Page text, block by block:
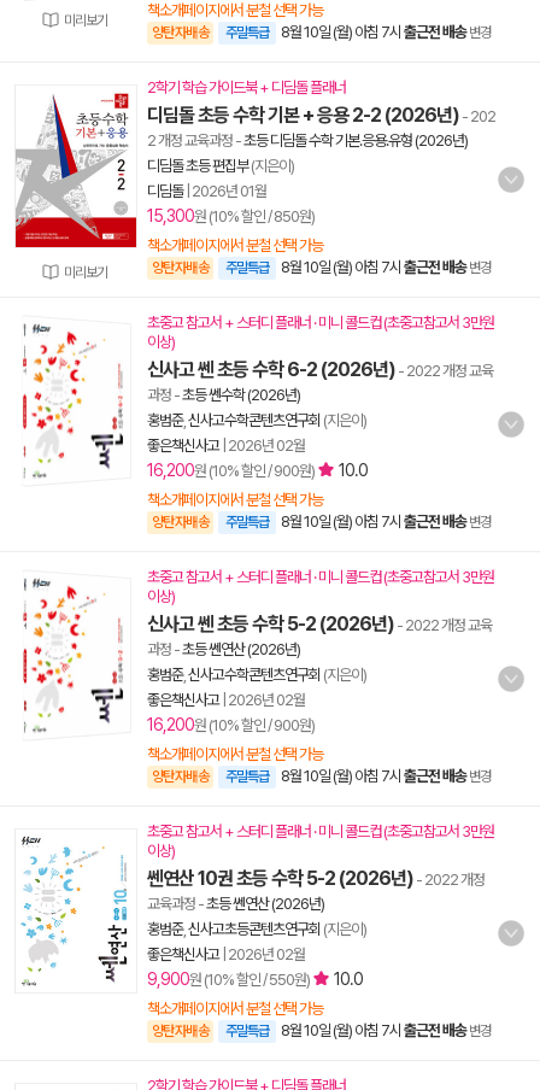
미리보기
책소개페이지에서 분철 선택 가능
양탄자배송 주말특급 8월 10일 (월) 아침 7시 출근전 배송 변경
미리보기
2학기 학습 가이드북 + 디딤돌 플래너
디딤돌 초등 수학 기본 + 응용 2-2 (2026년) - 202
2 개정 교육과정 -초등 디딤돌 수학 기본.응용.유형 (2026년)
디딤돌 초등 편집부(지은이)
디딤돌| 2026년 01월
15,300원 (10% 할인 / 850원)
책소개페이지에서 분철 선택 가능
양탄자배송 주말특급 8월 10일 (월) 아침 7시 출근전 배송 변경
초중고 참고서 + 스터디 플래너 · 미니 콜드컵 (초중고참고서 3만원
이상)
신사고 쎈 초등 수학 6-2 (2026년) - 2022 개정 교육
과정 -초등 쎈수학 (2026년)
홍범준, 신사고수학콘텐츠연구회 (지은이)
좋은책신사고| 2026년 02월
16,200원 (10% 할인 / 900원) 10.0
책소개페이지에서 분철 선택 가능
양탄자배송 주말특급 8월 10일 (월) 아침 7시 출근전 배송 변경
초중고 참고서 + 스터디 플래너 · 미니 콜드컵 (초중고참고서 3만원
이상)
신사고 쎈 초등 수학 5-2 (2026년) - 2022 개정 교육
과정 -초등 쎈연산 (2026년)
홍범준, 신사고수학콘텐츠연구회 (지은이)
좋은책신사고| 2026년 02월
16,200원 (10% 할인 / 900원)
책소개페이지에서 분철 선택 가능
양탄자배송 주말특급 8월 10일 (월) 아침 7시 출근전 배송 변경
초중고 참고서 + 스터디 플래너 · 미니 콜드컵 (초중고참고서 3만원
이상)
쎈연산 10권 초등 수학 5-2 (2026년) - 2022 개정
교육과정 -초등 쎈연산 (2026년)
홍범준, 신사고초등콘텐츠연구회 (지은이)
좋은책신사고| 2026년 02월
9,900원 (10% 할인 / 550원) 10.0
책소개페이지에서 분철 선택 가능
양탄자배송 주말특급 8월 10일 (월) 아침 7시 출근전 배송 변경
2학기 학습 가이드북 + 디딤돌 플래너